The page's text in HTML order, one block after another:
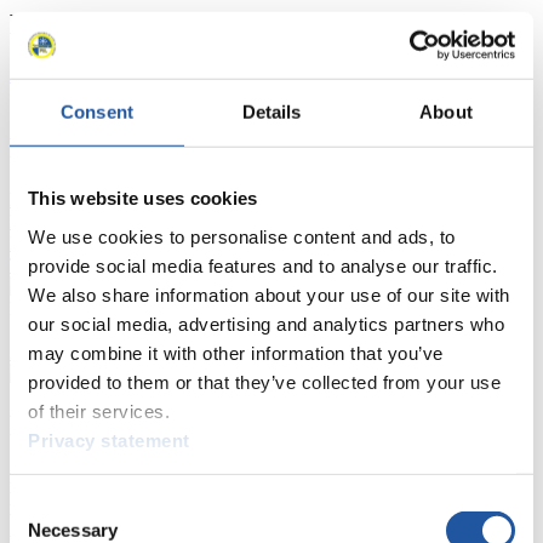
Consent Details About
This website uses cookies
We use cookies to personalise content and ads, to
provide social media features and to analyse our traffic.
We also share information about your use of our site with
our social media, advertising and analytics partners who
may combine it with other information that you’ve
provided to them or that they’ve collected from your use
of their services.
Privacy statement
Selection
Necessary
Ergebnisse
AktuellGesamtständeStatistiken
FIL LIVE TV
Live StreamingKunstbahnRodeln
Ergebnis-Live-Ticker Kunstbahn
Tippspiel
Naturbahn
Zielgruppen Anzeigen
Für Presse- und Medienvertreter
Hier finden Sie Informationen für Presse- und Medienvertreter. Sie
Wettkämpfen. Außerdem können Sie Ihre Medienakkreditierung